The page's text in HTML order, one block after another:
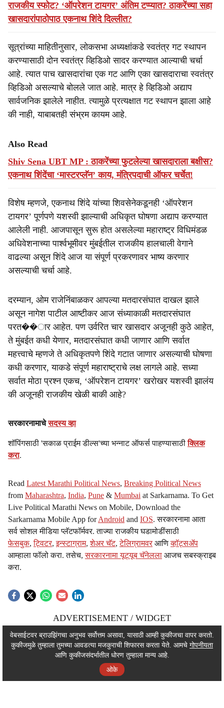
राजकीय स्फोट? ‘ऑपरेशन टायगर’ अंतिम टप्प्यात? ठाकरेंच्या सहा
खासदारांपाठोपाठ एकनाथ शिंदे दिल्लीत?
सूत्रांच्या माहितीनुसार, लोकसभा अध्यक्षांकडे स्वतंत्र गट स्थापन
करण्यासाठी दोन स्वतंत्र व्हिडिओ सादर करण्यात आल्याची चर्चा
आहे. त्यात पाच खासदारांचा एक गट आणि एका खासदाराचा स्वतंत्र
व्हिडिओ असल्याचे बोलले जात आहे. मात्र हे व्हिडिओ अद्याप
सार्वजनिक झालेले नाहीत. त्यामुळे प्रत्यक्षात गट स्थापन झाला आहे
की नाही, याबाबतही संभ्रम कायम आहे.
Also Read
Shiv Sena UBT MP : ठाकरेंच्या फुटलेल्या खासदाराला बक्षीस?
एकनाथ शिंदेंचा ‘मास्टरप्लॅन’ काय, मंत्रिपदाची ऑफर चर्चेत!
विशेष म्हणजे, एकनाथ शिंदे यांच्या शिवसेनेकडूनही ‘ऑपरेशन
टायगर’ पूर्णपणे यशस्वी झाल्याची अधिकृत घोषणा अद्याप करण्यात
आलेली नाही. आजपासून सुरू होत असलेल्या महाराष्ट्र विधिमंडळ
अधिवेशनाच्या पार्श्वभूमीवर मुंबईतील राजकीय हालचाली वेगाने
वाढल्या असून शिंदे आज या संपूर्ण प्रकरणावर भाष्य करणार
असल्याची चर्चा आहे.
दरम्यान, ओम राजेनिंबाळकर आपल्या मतदारसंघात दाखल झाले
असून नागेश पाटील आष्टीकर आज संध्याकाळी मतदारसंघात
परत��ार आहेत. पण उर्वरित चार खासदार अजूनही कुठे आहेत,
ते मुंबईत कधी येणार, मतदारसंघात कधी जाणार आणि सर्वात
महत्त्वाचे म्हणजे ते अधिकृतपणे शिंदे गटात जाणार असल्याची घोषणा
कधी करणार, याकडे संपूर्ण महाराष्ट्राचे लक्ष लागले आहे. सध्या
सर्वात मोठा प्रश्न एकच, ‘ऑपरेशन टायगर’ खरोखर यशस्वी झालंय
की अजूनही राजकीय खेळी बाकी आहे?
सरकारनामाचेसदस्य व्हा
शॉपिंगसाठी 'सकाळ प्राईम डील्स'च्या भन्नाट ऑफर्स पाहण्यासाठीक्लिक
करा.
Read Latest Marathi Political News, Breaking Political News
from Maharashtra, India, Pune & Mumbai at Sarkarnama. To Get
Live Political Marathi News on Mobile, Download the
Sarkarnama Mobile App forAndroid and IOS. सरकारनामा आता
सर्व सोशल मीडिया प्लॅटफॉर्मवर. ताज्या राजकीय घडामोडींसाठी
फेसबुक,ट्विटर,इन्स्टाग्राम,शेअर चॅट,टेलिग्रामवर आणिव्हॉट्सॲप
आम्हाला फॉलो करा. तसेच,सरकारनामा यूट्यूब चॅनेलला आजच सबस्क्राइब
करा.
ADVERTISEMENT / WIDGET
ADVERTISEMENT / WIDGET
ADVERTISEMENT / WIDGET
वेबसाईटवर ब्राउझिंगचा अनुभव सर्वोत्तम असावा, यासाठी आम्ही कुकीजचा वापर करतो.
कुकीजमुळे तुम्हाला तुमच्या आवडत्या मजकुराची शिफारस करता येते. आमचे गोपनीयता
आणि कुकीजसंदर्भातील धोरण तुम्हाला मान्य आहे.
ओके